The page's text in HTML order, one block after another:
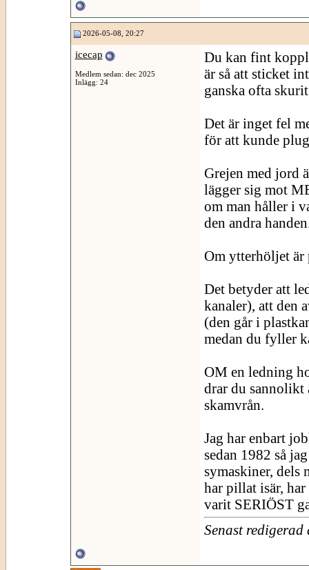
2026-05-08, 20:27
icecap
Medlem sedan: dec 2025
Inlägg: 24
Du kan fint
är så att sticket
ganska ofta
Det är inget fel
för att kunde
Grejen med jord
lägger sig mot
om man håller i
den andra
Om ytterhöljet är
Det betyder att
kanaler), att den
(den går i
medan du fyller
OM en ledning
drar du sannolikt
skamvrån.
Jag har enbart
sedan 1982 så
symaskiner, dels
har pillat isär,
varit SERIÖST
Senast